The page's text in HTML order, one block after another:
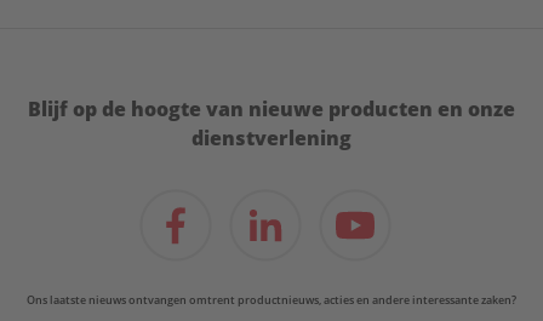
Blijf op de hoogte van nieuwe producten en onze
dienstverlening
Ons laatste nieuws ontvangen omtrent productnieuws, acties en andere interessante zaken?